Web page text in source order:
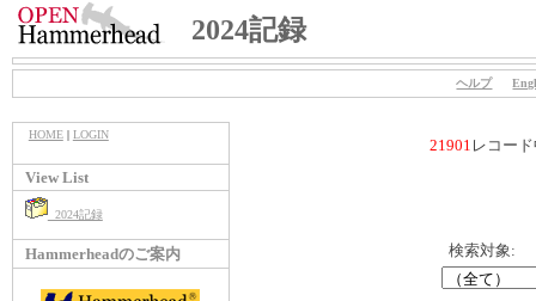
2024記録
ヘルプ
HOME| LOGIN
View List
2024記録
Hammerheadのご案内
21901 レコー
検索対象: